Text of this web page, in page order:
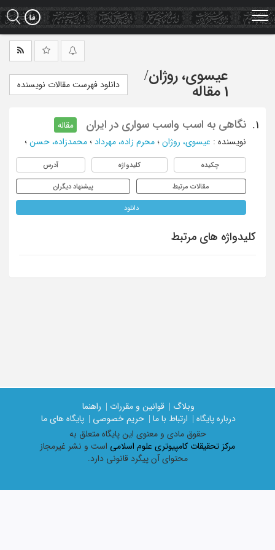
Skip
to
main
عیسوی، روژان/
1 مقاله
دانلود فهرست مقالات نویسنده
1. نگاهی به اسب واسب سواری در ایران
مقاله
نویسنده : عیسوی، روژان ؛ محرم زاده، مهرداد ؛ محمدزاده، حسن ؛
چکیده کلیدواژه آدرس
مقالات مرتبط پیشنهاد دیگران
دانلود
کلیدواژه های مرتبط
وبلاگ | قوانین و مقررات |
راهنما
درباره پایگاه |
ارتباط با ما | حریم خصوصی |
پایگاه های ما
حقوق مادی و معنوی اين پايگاه متعلق به
مرکز تحقیقات کامپیوتری علوم اسلامی است و نشر غیرمجاز
محتوای آن پیگرد قانونی دارد.